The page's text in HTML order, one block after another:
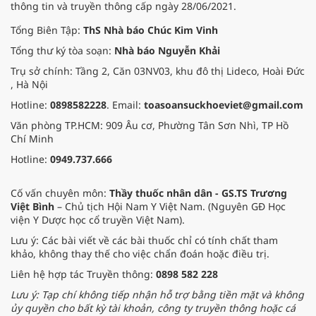
pháp Nam y thuần Việt, giúp xoa
dịu cơn đau và nâng cao sức khỏe
cho các cựu chiến binh trước sự
thay đổi đột ngột của thời tiết.
thông tin và truyền thông cấp ngày 28/06/2021.
Tổng Biên Tập: ThS Nhà báo Chúc Kim Vinh
Tổng thư ký tòa soạn: Nhà báo Nguyễn Khải
Trụ sở chính: Tầng 2, Căn 03NV03, khu đô thị Lideco, Hoài Đức
, Hà Nội
Hotline: 0898582228. Email: toasoansuckhoeviet@gmail.com
Văn phòng TP.HCM: 909 Âu cơ, Phường Tân Sơn Nhì, TP Hồ
Chí Minh
Hotline: 0949.737.666
Cố vấn chuyên môn: Thầy thuốc nhân dân - GS.TS Trương
Việt Bình – Chủ tịch Hội Nam Y Việt Nam. (Nguyên GĐ Học
viện Y Dược học cổ truyền Việt Nam).
Lưu ý: Các bài viết về các bài thuốc chỉ có tính chất tham
khảo, không thay thế cho việc chẩn đoán hoặc điều trị.
Liên hệ hợp tác Truyền thông: 0898 582 228
Lưu ý: Tạp chí không tiếp nhận hỗ trợ bằng tiền mặt và không
ủy quyền cho bất kỳ tài khoản, công ty truyền thông hoặc cá